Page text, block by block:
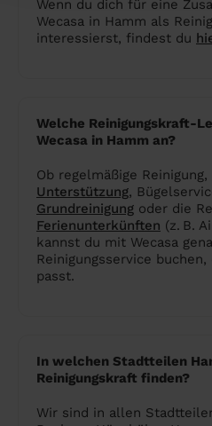
Wenn du dich für eine
Wecasa in Hamm als
interessierst, findest du
Welche Reinigungskraft-
Wecasa in Hamm an?
Ob regelmäßige Reinigung,
Unterstützung,
Grundreinigung oder die
Ferienunterkünften (z. B.
kannst du mit Wecasa
Reinigungsservice
passt.
In welchen Stadtteilen
Reinigungskraft finden?
Wir sind in allen